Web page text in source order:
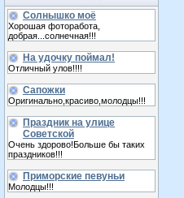
Солнышко моё
Хорошая фоторабота,
добрая...солнечная!!!
На удочку поймал!
Отличный улов!!!!
Сапожки
Оригинально,красиво,молодцы!!!
Праздник на улице
Советской
Очень здорово!Больше бы таких
праздников!!!
Приморские певуньи
Молодцы!!!